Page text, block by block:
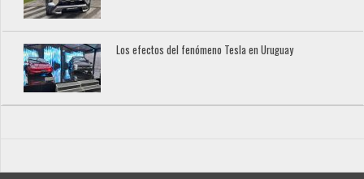
Los efectos del fenómeno Tesla en Uruguay